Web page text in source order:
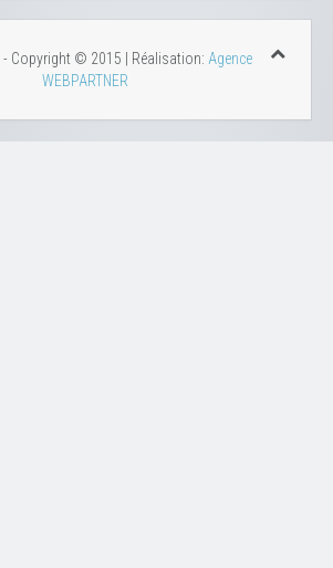
- Copyright © 2015 | Réalisation: Agence
WEBPARTNER